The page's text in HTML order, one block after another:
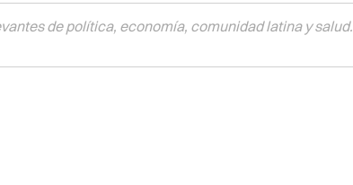
de política, economía, comunidad latina y salud.